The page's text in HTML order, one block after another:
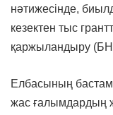
нәтижесінде,
кезектен тыс
қаржыландыру
Елбасының
жас ғалымдардың